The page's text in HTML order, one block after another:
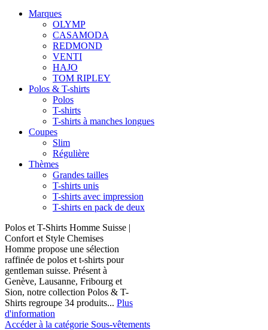
Marques
OLYMP
CASAMODA
REDMOND
VENTI
HAJO
TOM RIPLEY
Polos & T-shirts
Polos
T-shirts
T-shirts à manches longues
Coupes
Slim
Régulière
Thèmes
Grandes tailles
T-shirts unis
T-shirts avec impression
T-shirts en pack de deux
Polos et T-Shirts Homme Suisse |
Confort et Style Chemises
Homme propose une sélection
raffinée de polos et t-shirts pour
gentleman suisse. Présent à
Genève, Lausanne, Fribourg et
Sion, notre collection Polos & T-
Shirts regroupe 34 produits... Plus
d'information
Accéder à la catégorie Sous-vêtements